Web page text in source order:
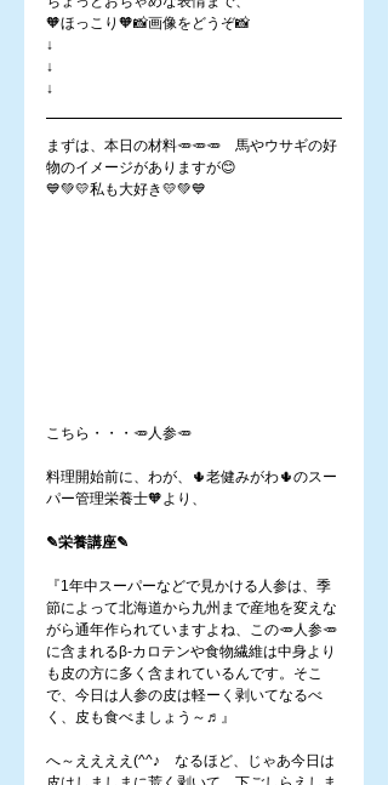
🧡ほっこり🧡📸画像をどうぞ📸
↓
↓
↓
まずは、本日の材料🥕🥕🥕　馬やウサギの好
物のイメージがありますが😊
💙💚💛私も大好き💛💚💙
こちら・・・🥕人参🥕
料理開始前に、わが、🌵老健みがわ🌵のスー
パー管理栄養士🧡より、
✎栄養講座✎
『1年中スーパーなどで見かける人参は、季
節によって北海道から九州まで産地を変えな
がら通年作られていますよね、この🥕人参🥕
に含まれるβ-カロテンや食物繊維は中身より
も皮の方に多く含まれているんです。そこ
で、今日は人参の皮は軽ーく剥いてなるべ
く、皮も食べましょう～♬』
へ～ええええ(^^♪　なるほど、じゃあ今日は